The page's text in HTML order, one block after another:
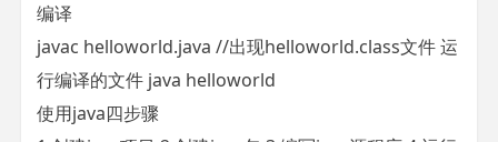
编译
javac helloworld.java //出现helloworld.class文件 运
行编译的文件 java helloworld
使用java四步骤